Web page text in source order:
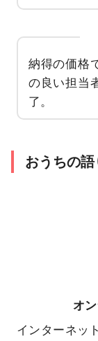
納得の価格
の良い担当
了。
おうちの
オ
インターネッ